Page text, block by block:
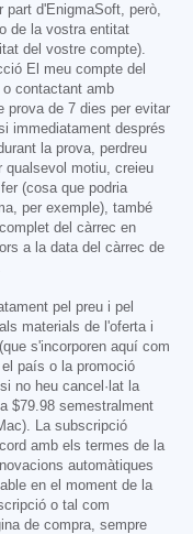
part d'EnigmaSoft, però,
de la vostra entitat
del vostre compte).
El meu compte del
o contactant amb
prova de 7 dies per evitar
immediatament després
la prova, perdreu
qualsevol motiu, creieu
(cosa que podria
per exemple), també
del càrrec en
a la data del càrrec de
pel preu i pel
materials de l'oferta i
s'incorporen aquí com
país o la promoció
no heu cancel·lat la
$79.98 semestralment
La subscripció
amb els termes de la
automàtiques
en el moment de la
o tal com
de compra, sempre